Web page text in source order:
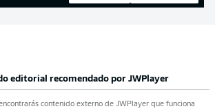
editorial recomendado por JWPlayer
contenido externo de JWPlayerque funciona